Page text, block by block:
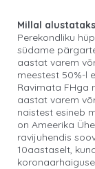
Millal
Perekondliku
südame
aastat varem
meestest 50%-l
Ravimata FHga
aastat varem
naistest esineb
on Ameerika
ravijuhendis
10aastaselt,